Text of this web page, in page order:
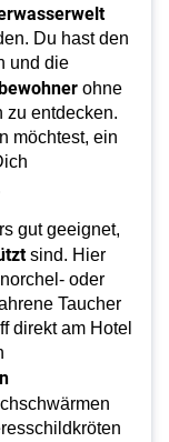
Du hast den
und die
ohne
zu entdecken.
möchtest, ein
gut geeignet,
sind. Hier
oder
Taucher
direkt am Hotel